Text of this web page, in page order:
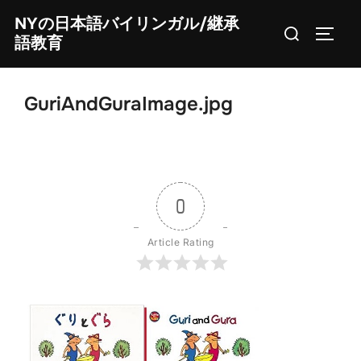
content
NYの日本語バイリンガル/継承
語教育
Search
GuriAndGuraImage.jpg
0
Article Rating